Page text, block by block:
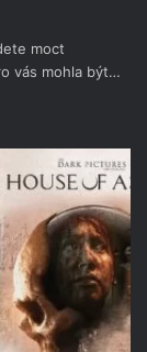
moct
vás mohla být…